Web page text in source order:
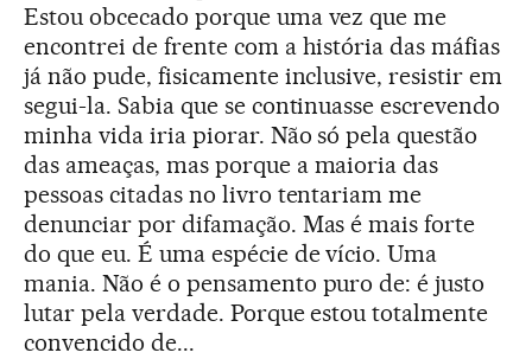
Estou obcecado porque uma vez que me
encontrei de frente com a história das máfias
já não pude, fisicamente inclusive, resistir em
segui-la. Sabia que se continuasse escrevendo
minha vida iria piorar. Não só pela questão
das ameaças, mas porque a maioria das
pessoas citadas no livro tentariam me
denunciar por difamação. Mas é mais forte
do que eu. É uma espécie de vício. Uma
mania. Não é o pensamento puro de: é justo
lutar pela verdade. Porque estou totalmente
convencido de...